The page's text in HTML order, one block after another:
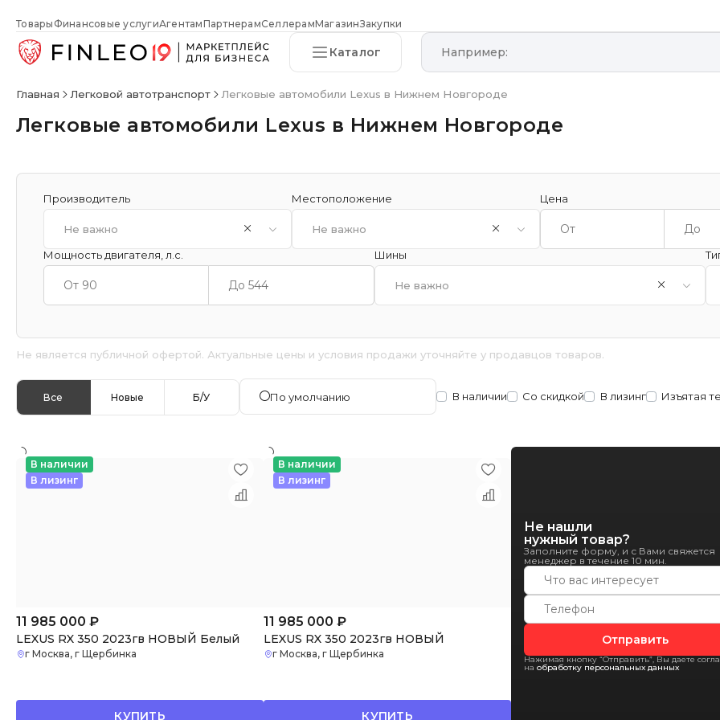
Товары Финансовые услугиАгентамПартнерамСеллерамМагазинЗакупки
Каталог
Главная Легковой автотранспорт Легковые автомобили Lexus в Нижнем Новгороде
Легковые автомобили Lexus в Нижнем Новгороде
Производитель
Не важно
Местоположение
Не важно
Цена
Мощность двигателя, л.с. Шины
Не важно
Не является публичной офертой. Актуальные цены и условия продажи уточняйте у продавцов товаров.
Все Новые Б/У По умолчанию В наличии Со скидкой В лизинг Изъятая
В наличии
В лизинг
11 985 000 ₽
LEXUS RX 350 2023гв НОВЫЙ Белый
г Москва, г Щербинка
КУПИТЬ
В наличии
В лизинг
11 985 000 ₽
LEXUS RX 350 2023гв НОВЫЙ
г Москва, г Щербинка
КУПИТЬ
Не нашли
нужный товар?
Заполните форму, и с Вами свяжется
менеджер в течение 10 мин.
Отправить
Нажимая кнопку “Отправить”, Вы даете
на обработку персональных данных